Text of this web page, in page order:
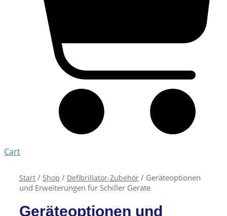
Cart
Start / Shop / Defibrillator-Zubehör / Geräteoptionen
und Erweiterungen für Schiller Geräte
Geräteoptionen und